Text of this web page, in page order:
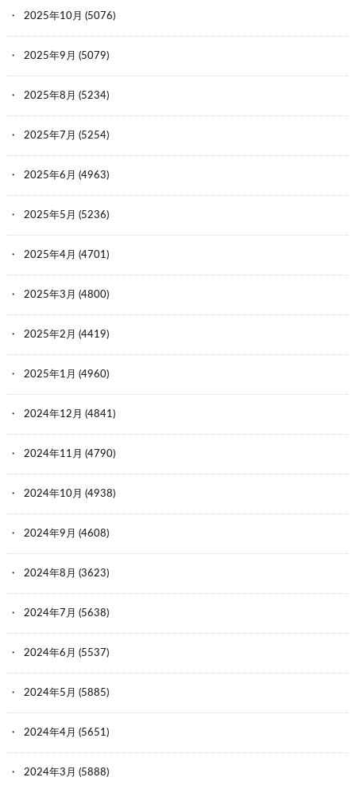
2025年10月 (5076)
2025年9月 (5079)
2025年8月 (5234)
2025年7月 (5254)
2025年6月 (4963)
2025年5月 (5236)
2025年4月 (4701)
2025年3月 (4800)
2025年2月 (4419)
2025年1月 (4960)
2024年12月 (4841)
2024年11月 (4790)
2024年10月 (4938)
2024年9月 (4608)
2024年8月 (3623)
2024年7月 (5638)
2024年6月 (5537)
2024年5月 (5885)
2024年4月 (5651)
2024年3月 (5888)